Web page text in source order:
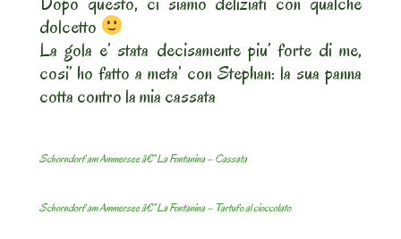
dolcetto
La gola e’ stata decisamente piu’ forte di me,
cosi’ ho fatto a meta’ con Stephan: la sua panna
cotta contro la mia cassata
Schorndorf am Ammersee â€“ La Fontanina – Cassata
Schorndorf am Ammersee â€“ La Fontanina – Tartufo al cioccolato